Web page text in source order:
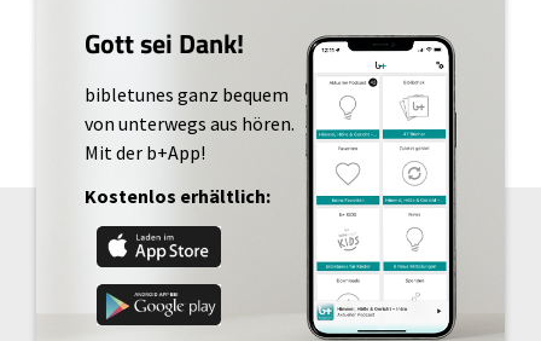
Gott sei Dank!
bibletunes ganz bequem
von unterwegs aus hören.
Mit der b+App!
Kostenlos erhältlich: